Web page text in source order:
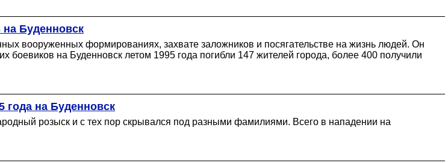
Буденновск
вооруженных формированиях, захвате заложников и посягательстве на жизнь людей. Он
боевиков на Буденновск летом 1995 года погибли 147 жителей города, более 400 получили
года на Буденновск
розыск и с тех пор скрывался под разными фамилиями. Всего в нападении на